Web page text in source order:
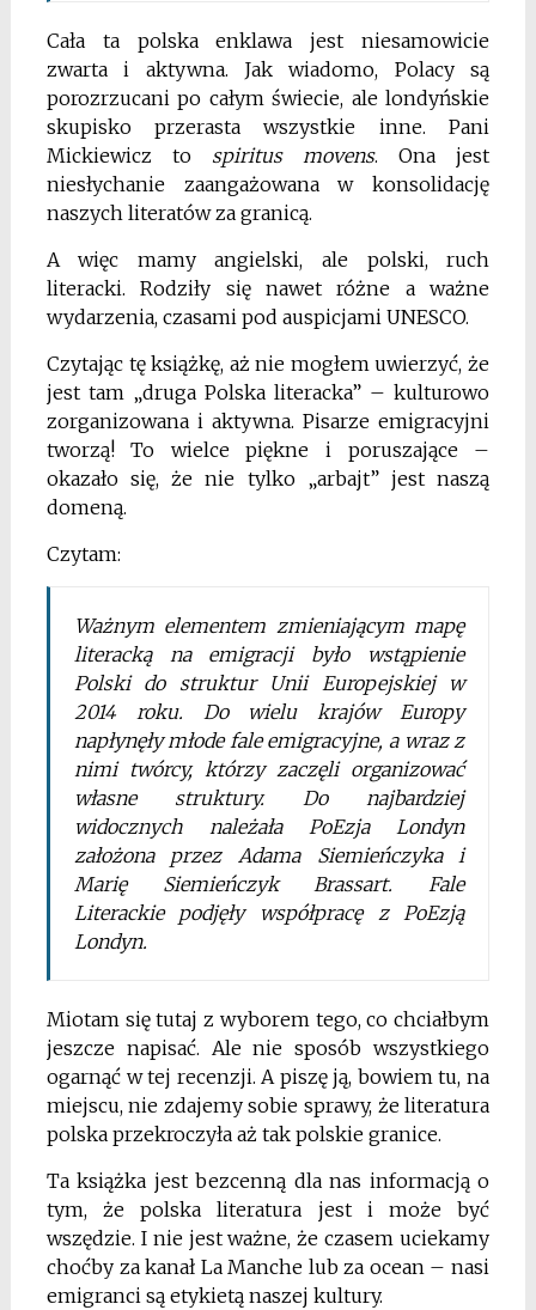
Cała ta polska enklawa jest niesamowicie
zwarta i aktywna. Jak wiadomo, Polacy są
porozrzucani po całym świecie, ale londyńskie
skupisko przerasta wszystkie inne. Pani
Mickiewicz to spiritus movens. Ona jest
niesłychanie zaangażowana w konsolidację
naszych literatów za granicą.
A więc mamy angielski, ale polski, ruch
literacki. Rodziły się nawet różne a ważne
wydarzenia, czasami pod auspicjami UNESCO.
Czytając tę książkę, aż nie mogłem uwierzyć, że
jest tam „druga Polska literacka” – kulturowo
zorganizowana i aktywna. Pisarze emigracyjni
tworzą! To wielce piękne i poruszające –
okazało się, że nie tylko „arbajt” jest naszą
domeną.
Czytam:
Ważnym elementem zmieniającym mapę
literacką na emigracji było wstąpienie
Polski do struktur Unii Europejskiej w
2014 roku. Do wielu krajów Europy
napłynęły młode fale emigracyjne, a wraz z
nimi twórcy, którzy zaczęli organizować
własne struktury. Do najbardziej
widocznych należała PoEzja Londyn
założona przez Adama Siemieńczyka i
Marię Siemieńczyk Brassart. Fale
Literackie podjęły współpracę z PoEzją
Londyn.
Miotam się tutaj z wyborem tego, co chciałbym
jeszcze napisać. Ale nie sposób wszystkiego
ogarnąć w tej recenzji. A piszę ją, bowiem tu, na
miejscu, nie zdajemy sobie sprawy, że literatura
polska przekroczyła aż tak polskie granice.
Ta książka jest bezcenną dla nas informacją o
tym, że polska literatura jest i może być
wszędzie. I nie jest ważne, że czasem uciekamy
choćby za kanał La Manche lub za ocean – nasi
emigranci są etykietą naszej kultury.